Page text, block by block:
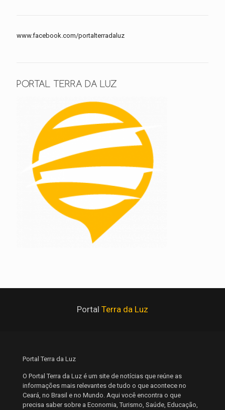
www.facebook.com/portalterradaluz
PORTAL TERRA DA LUZ
Portal Terra da Luz
Portal Terra da Luz
O Portal Terra da Luz é um site de notícias que reúne as
informações mais relevantes de tudo o que acontece no
Ceará, no Brasil e no Mundo. Aqui você encontra o que
precisa saber sobre a Economia, Turismo, Saúde, Educação,